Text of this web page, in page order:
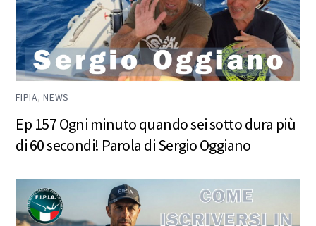
FIPIA,NEWS
Ep 157 Ogni minuto quando sei sotto dura più
di 60 secondi! Parola di Sergio Oggiano